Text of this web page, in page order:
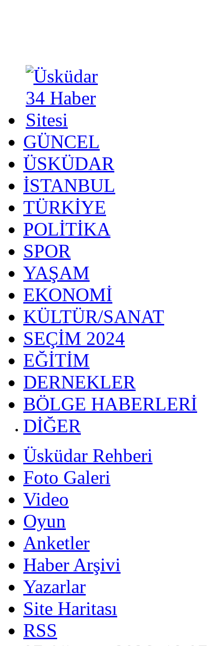
GÜNCEL
ÜSKÜDAR
İSTANBUL
TÜRKİYE
POLİTİKA
SPOR
YAŞAM
EKONOMİ
KÜLTÜR/SANAT
SEÇİM 2024
EĞİTİM
DERNEKLER
BÖLGE HABERLERİ
DİĞER
Üsküdar Rehberi
Foto Galeri
Video
Oyun
Anketler
Haber Arşivi
Yazarlar
Site Haritası
RSS